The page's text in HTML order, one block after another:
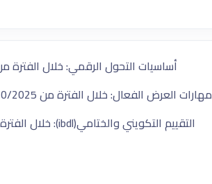
أساسيات التحول الرقمي: خلال الفترة من 12/1/2025 حتي 2/2/
​مهارات العرض الفعال: خلال الفترة من 1/10/2025 حتي 2/10/2025
التقييم التكويني والختامي(ibdl): خلال الفترة من 24/8/2025 حتي 26/8/2025